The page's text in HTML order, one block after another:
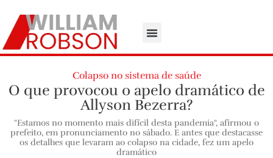
Colapso no sistema de saúde
O que provocou o apelo dramático de
Allyson Bezerra?
"Estamos no momento mais difícil desta pandemia", afirmou o
prefeito, em pronunciamento no sábado. E antes que destacasse
os detalhes que levaram ao colapso na cidade, fez um apelo
dramático